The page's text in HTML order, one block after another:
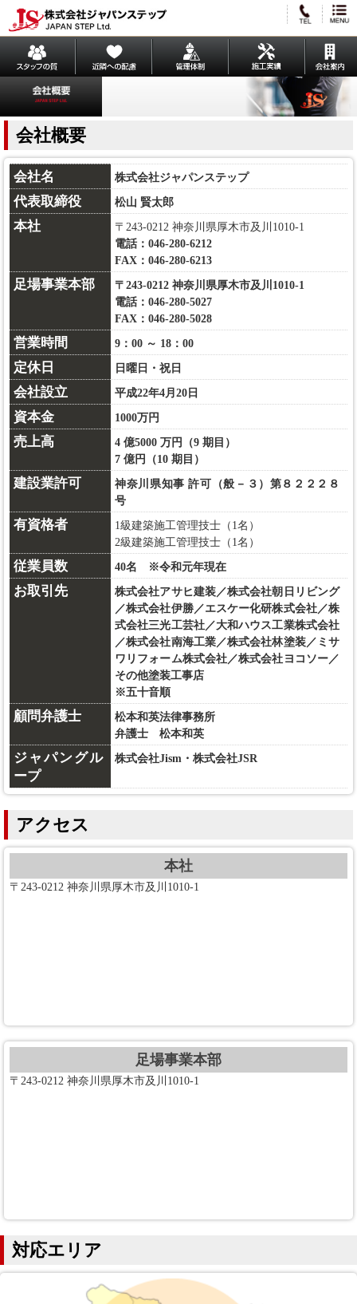
会社概要
会社名 株式会社ジャパンステップ
代表取締役 松山 賢太郎
本社
〒243-0212 神奈川県厚木市及川1010-1
電話：046-280-6212
FAX：046-280-6213
足場事業本部
〒243-0212 神奈川県厚木市及川1010-1
電話：046-280-5027
FAX：046-280-5028
営業時間 9：00 ～ 18：00
定休日 日曜日・祝日
会社設立 平成22年4月20日
資本金 1000万円
売上高
4 億5000 万円（9 期目）
7 億円（10 期目）
建設業許可
神奈川県知事 許可（般－３）第８２２２８
号
有資格者
1級建築施工管理技士（1名）
2級建築施工管理技士（1名）
従業員数 40名 ※令和元年現在
お取引先
株式会社アサヒ建装／株式会社朝日リビング
／株式会社伊勝／エスケー化研株式会社／株
式会社三光工芸社／大和ハウス工業株式会社
／株式会社南海工業／株式会社林塗装／ミサ
ワリフォーム株式会社／株式会社ヨコソー／
その他塗装工事店
※五十音順
顧問弁護士
松本和英法律事務所
弁護士 松本和英
ジャパングル
ープ
株式会社Jism・株式会社JSR
アクセス
本社
〒243-0212 神奈川県厚木市及川1010-1
足場事業本部
〒243-0212 神奈川県厚木市及川1010-1
対応エリア